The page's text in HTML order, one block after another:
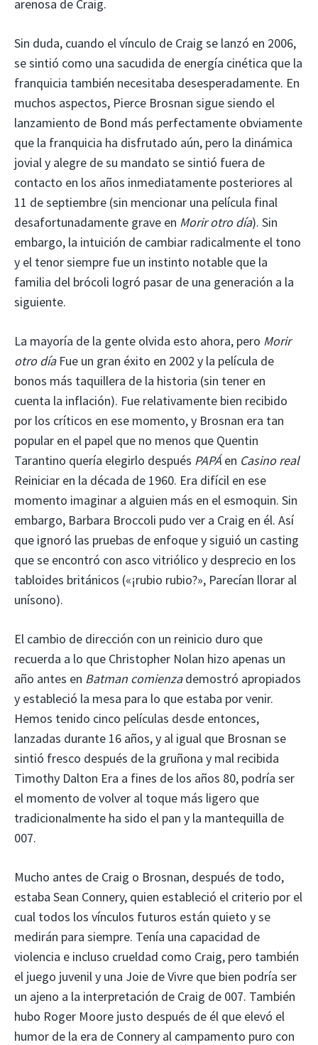
arenosa de Craig.
Sin duda, cuando el vínculo de Craig se lanzó en 2006,
se sintió como una sacudida de energía cinética que la
franquicia también necesitaba desesperadamente. En
muchos aspectos, Pierce Brosnan sigue siendo el
lanzamiento de Bond más perfectamente obviamente
que la franquicia ha disfrutado aún, pero la dinámica
jovial y alegre de su mandato se sintió fuera de
contacto en los años inmediatamente posteriores al
11 de septiembre (sin mencionar una película final
desafortunadamente grave en Morir otro día). Sin
embargo, la intuición de cambiar radicalmente el tono
y el tenor siempre fue un instinto notable que la
familia del brócoli logró pasar de una generación a la
siguiente.
La mayoría de la gente olvida esto ahora, pero Morir
otro día Fue un gran éxito en 2002 y la película de
bonos más taquillera de la historia (sin tener en
cuenta la inflación). Fue relativamente bien recibido
por los críticos en ese momento, y Brosnan era tan
popular en el papel que no menos que Quentin
Tarantino quería elegirlo después PAPÁen Casino real
Reiniciar en la década de 1960. Era difícil en ese
momento imaginar a alguien más en el esmoquin. Sin
embargo, Barbara Broccoli pudo ver a Craig en él. Así
que ignoró las pruebas de enfoque y siguió un casting
que se encontró con asco vitriólico y desprecio en los
tabloides británicos («¡rubio rubio?», Parecían llorar al
unísono).
El cambio de dirección con un reinicio duro que
recuerda a lo que Christopher Nolan hizo apenas un
año antes en Batman comienzademostró apropiados
y estableció la mesa para lo que estaba por venir.
Hemos tenido cinco películas desde entonces,
lanzadas durante 16 años, y al igual que Brosnan se
sintió fresco después de la gruñona y mal recibida
Timothy Dalton Era a fines de los años 80, podría ser
el momento de volver al toque más ligero que
tradicionalmente ha sido el pan y la mantequilla de
007.
Mucho antes de Craig o Brosnan, después de todo,
estaba Sean Connery, quien estableció el criterio por el
cual todos los vínculos futuros están quieto y se
medirán para siempre. Tenía una capacidad de
violencia e incluso crueldad como Craig, pero también
el juego juvenil y una Joie de Vivre que bien podría ser
un ajeno a la interpretación de Craig de 007. También
hubo Roger Moore justo después de él que elevó el
humor de la era de Connery al campamento puro con